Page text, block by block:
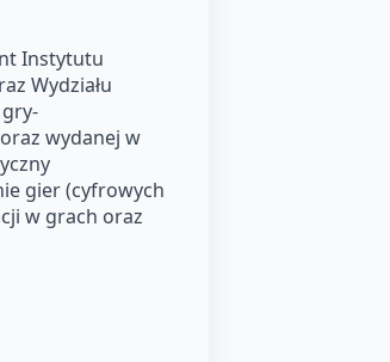
Instytutu
Wydziału
wydanej w
gier (cyfrowych
w grach oraz